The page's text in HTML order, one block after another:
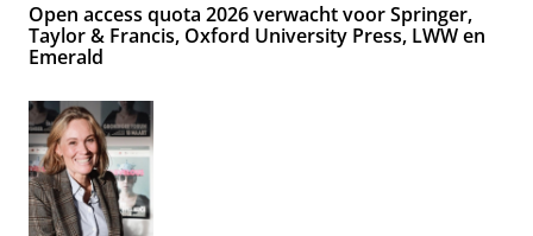
Open access quota 2026 verwacht voor Springer,
Taylor & Francis, Oxford University Press, LWW en
Emerald